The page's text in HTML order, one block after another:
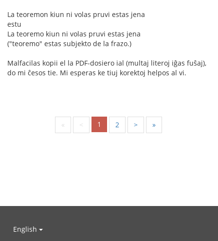
La teoremon kiun ni volas pruvi estas jena
estu
La teoremo kiun ni volas pruvi estas jena
("teoremo" estas subjekto de la frazo.)
Malfacilas kopii el la PDF-dosiero ial (multaj literoj iĝas fuŝaj),
do mi ĉesos tie. Mi esperas ke tiuj korektoj helpos al vi.
« < 1 2 > »
English